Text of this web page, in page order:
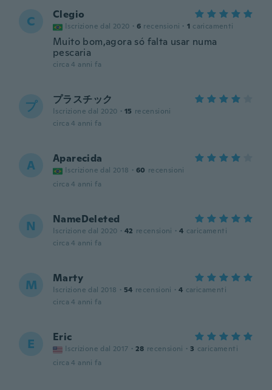
C Clegio
Iscrizione dal 2020 · 6 recensioni · 1 caricamenti
Muito bom,agora só falta usar numa
pescaria
circa 4 anni fa
プ プラスチック
Iscrizione dal 2020 · 15 recensioni
circa 4 anni fa
A Aparecida
Iscrizione dal 2018 · 60 recensioni
circa 4 anni fa
N NameDeleted
Iscrizione dal 2020 · 42 recensioni · 4 caricamenti
circa 4 anni fa
M Marty
Iscrizione dal 2018 · 54 recensioni · 4 caricamenti
circa 4 anni fa
E Eric
Iscrizione dal 2017 · 28 recensioni · 3 caricamenti
circa 4 anni fa